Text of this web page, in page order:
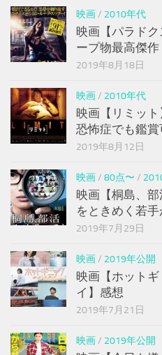
映画/ 2010年代
映画【パラド
ープ物最高傑作
2019年8月18日
映画/ 2010年代
映画【リミッ
恐怖症でも鑑賞
2019年8月12日
映画/ 80点〜 /
映画【桐島、
をときめく若
2019年7月29日
映画/ 2019年公開
映画【ホット
イ】感想
2019年7月21日
映画/ 2019年公開